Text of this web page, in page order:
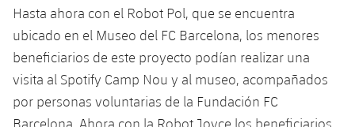
Hasta ahora con el Robot Pol, que se encuentra
ubicado en el Museo del FC Barcelona, los menores
beneficiarios de este proyecto podían realizar una
visita al Spotify Camp Nou y al museo, acompañados
por personas voluntarias de la Fundación FC
Barcelona. Ahora con la Robot Joyce los beneficiarios